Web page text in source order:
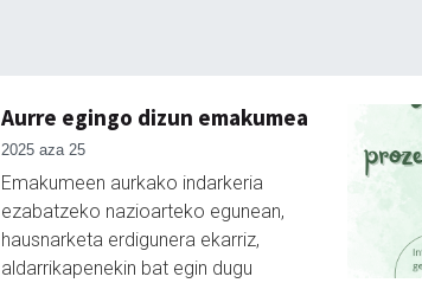
Aurre egingo dizun emakumea
2025 aza 25
Emakumeen aurkako indarkeria
ezabatzeko nazioarteko egunean,
hausnarketa erdigunera ekarriz,
aldarrikapenekin bat egin dugu